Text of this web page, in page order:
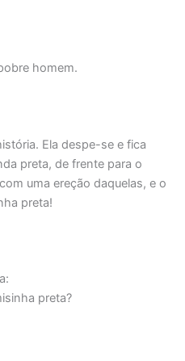
homem.
Ela despe-se e fica
preta, de frente para o
uma ereção daquelas, e o
preta!
preta?